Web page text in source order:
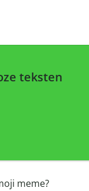
teksten
meme?